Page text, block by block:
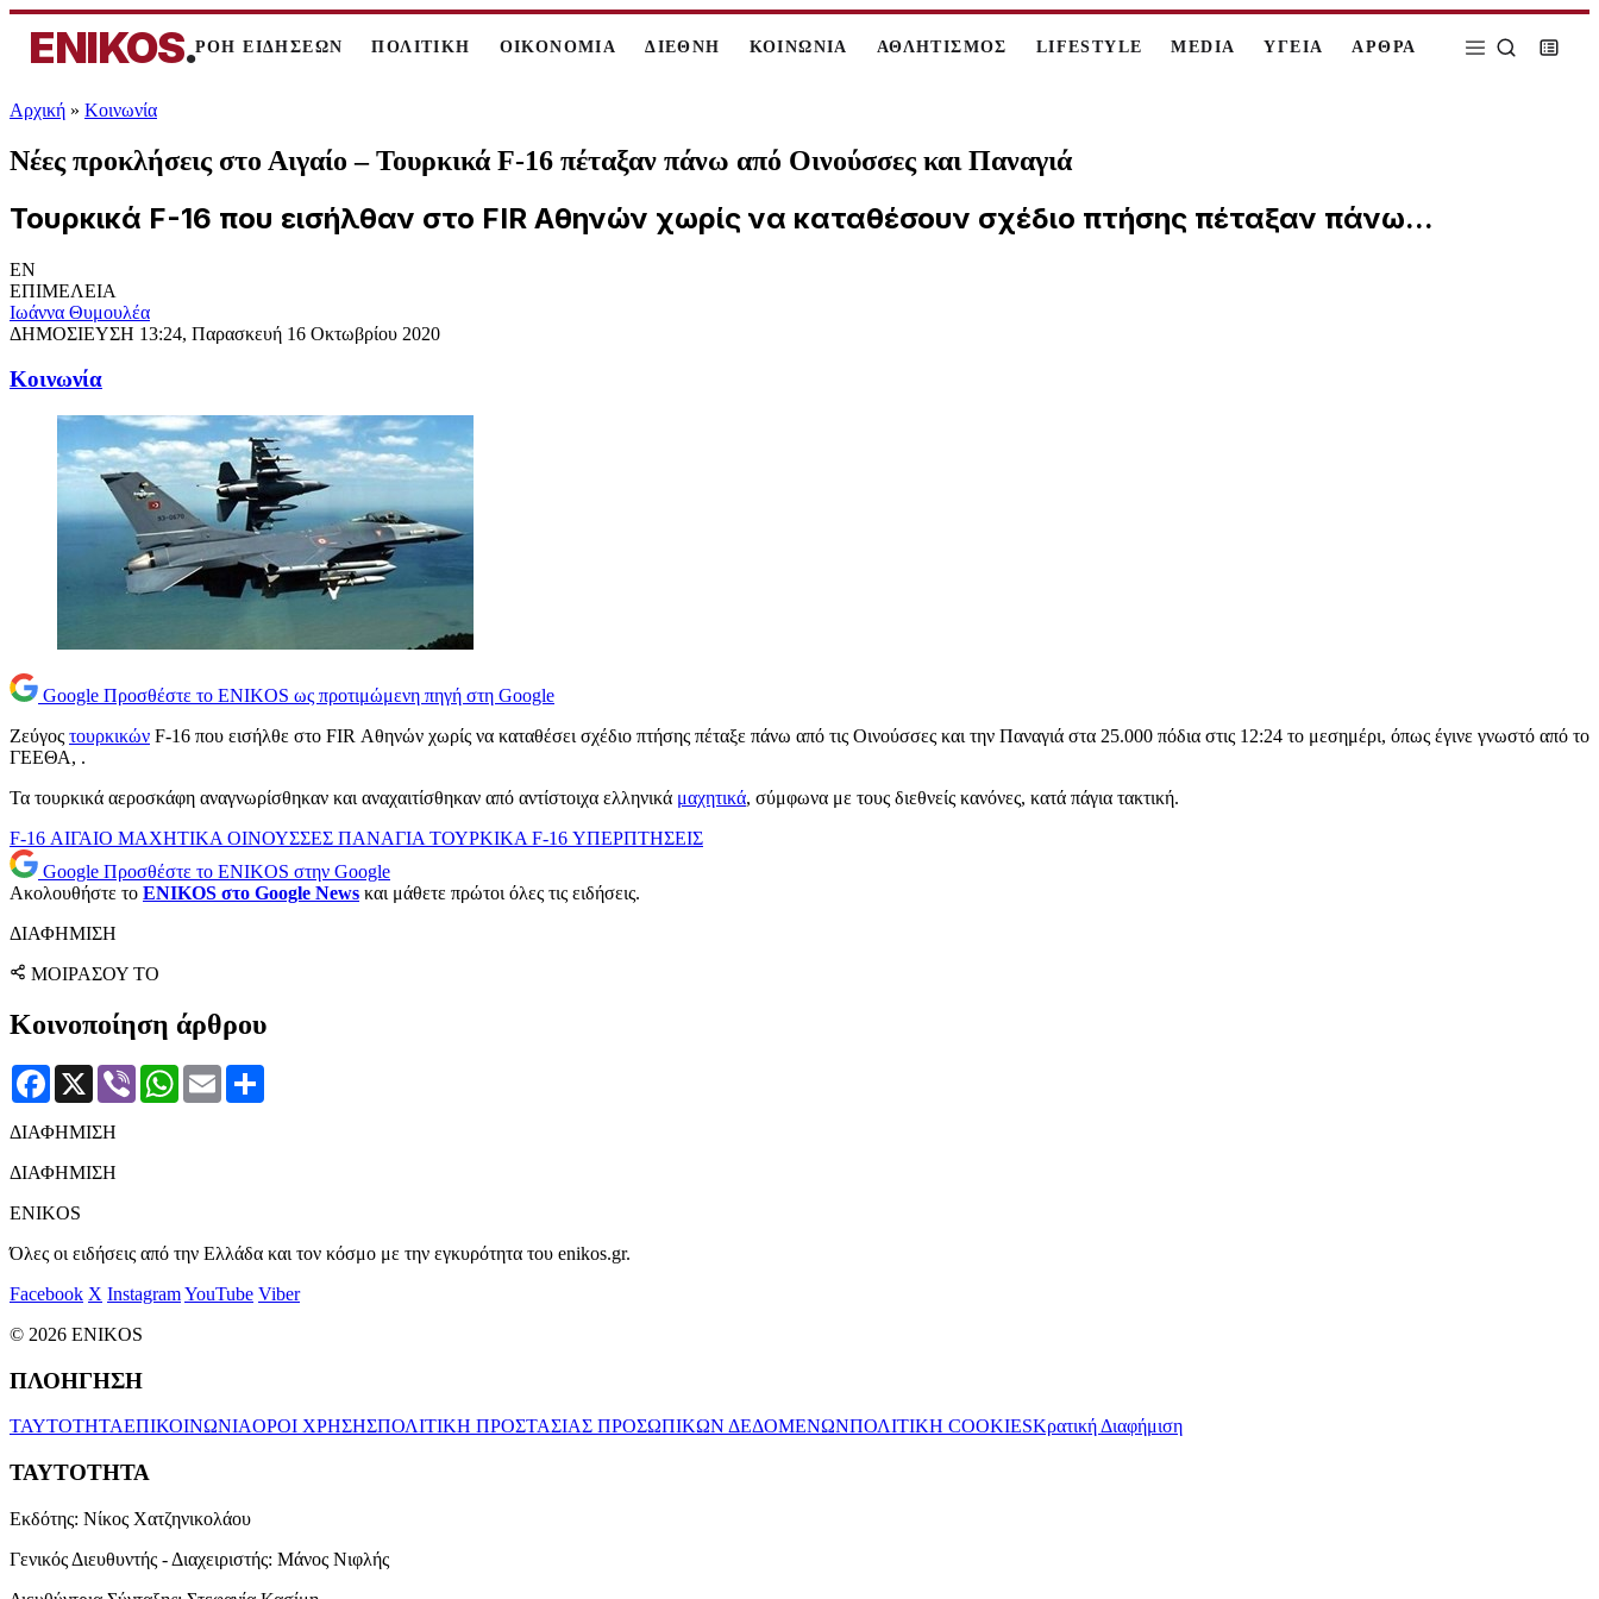
ENIKOS.ΡΟΗ ΕΙΔΗΣΕΩΝ ΠΟΛΙΤΙΚΗ ΟΙΚΟΝΟΜΙΑ ΔΙΕΘΝΗ ΚΟΙΝΩΝΙΑ ΑΘΛΗΤΙΣΜΟΣ LIFESTYLE MEDIA ΥΓΕΙΑ ΑΡΘΡΑ
Αρχική » Κοινωνία
Νέες προκλήσεις στο Αιγαίο – Τουρκικά F-16 πέταξαν πάνω από Οινούσσες και Παναγιά
Τουρκικά F-16 που εισήλθαν στο FIR Αθηνών χωρίς να καταθέσουν σχέδιο πτήσης πέταξαν πάνω...
EN
ΕΠΙΜΕΛΕΙΑ
Ιωάννα Θυμουλέα
ΔΗΜΟΣΙΕΥΣΗ 13:24, Παρασκευή 16 Οκτωβρίου 2020
Κοινωνία
Google Προσθέστε το ENIKOS ως προτιμώμενη πηγή στη Google
Ζεύγος τουρκικών F-16 που εισήλθε στο FIR Αθηνών χωρίς να καταθέσει σχέδιο πτήσης πέταξε πάνω από τις Οινούσσες και την Παναγιά στα 25.000 πόδια στις 12:24 το μεσημέρι, όπως έγινε γνωστό από το
ΓΕΕΘΑ, .
Τα τουρκικά αεροσκάφη αναγνωρίσθηκαν και αναχαιτίσθηκαν από αντίστοιχα ελληνικά μαχητικά, σύμφωνα με τους διεθνείς κανόνες, κατά πάγια τακτική.
F-16 ΑΙΓΑΙΟ ΜΑΧΗΤΙΚΑ ΟΙΝΟΥΣΣΕΣ ΠΑΝΑΓΙΑ ΤΟΥΡΚΙΚΑ F-16 ΥΠΕΡΠΤΗΣΕΙΣ
Google Προσθέστε το ENIKOS στην Google
Ακολουθήστε το ENIKOS στο Google News και μάθετε πρώτοι όλες τις ειδήσεις.
ΔΙΑΦΗΜΙΣΗ
ΜΟΙΡΑΣΟΥ ΤΟ
Κοινοποίηση άρθρου
Facebook
X Viber WhatsApp
Email
ΔΙΑΦΗΜΙΣΗ
ΔΙΑΦΗΜΙΣΗ
ENIKOS
Όλες οι ειδήσεις από την Ελλάδα και τον κόσμο με την εγκυρότητα του enikos.gr.
Facebook X InstagramYouTube Viber
© 2026 ENIKOS
ΠΛΟΗΓΗΣΗ
ΤΑΥΤΟΤΗΤΑΕΠΙΚΟΙΝΩΝΙΑΟΡΟΙ ΧΡΗΣΗΣΠΟΛΙΤΙΚΗ ΠΡΟΣΤΑΣΙΑΣ ΠΡΟΣΩΠΙΚΩΝ ΔΕΔΟΜΕΝΩΝΠΟΛΙΤΙΚΗ COOKIESΚρατική Διαφήμιση
ΤΑΥΤΟΤΗΤΑ
Εκδότης: Νίκος Χατζηνικολάου
Γενικός Διευθυντής - Διαχειριστής: Μάνος Νιφλής